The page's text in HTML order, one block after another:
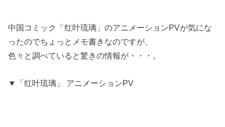
中国コミック「红叶琉璃」のアニメーションPVが気にな
ったのでちょっとメモ書きなのですが、
色々と調べていると驚きの情報が・・・。
▼「红叶琉璃」 アニメーションPV